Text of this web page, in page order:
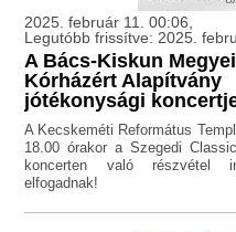
2025. február 11. 00:06,
Legutóbb frissítve: 2025.
A Bács-Kiskun Megyei
Kórházért Alapítvány
jótékonysági
A Kecskeméti Református
18.00 órakor a Szegedi
koncerten való részvétel
elfogadnak!